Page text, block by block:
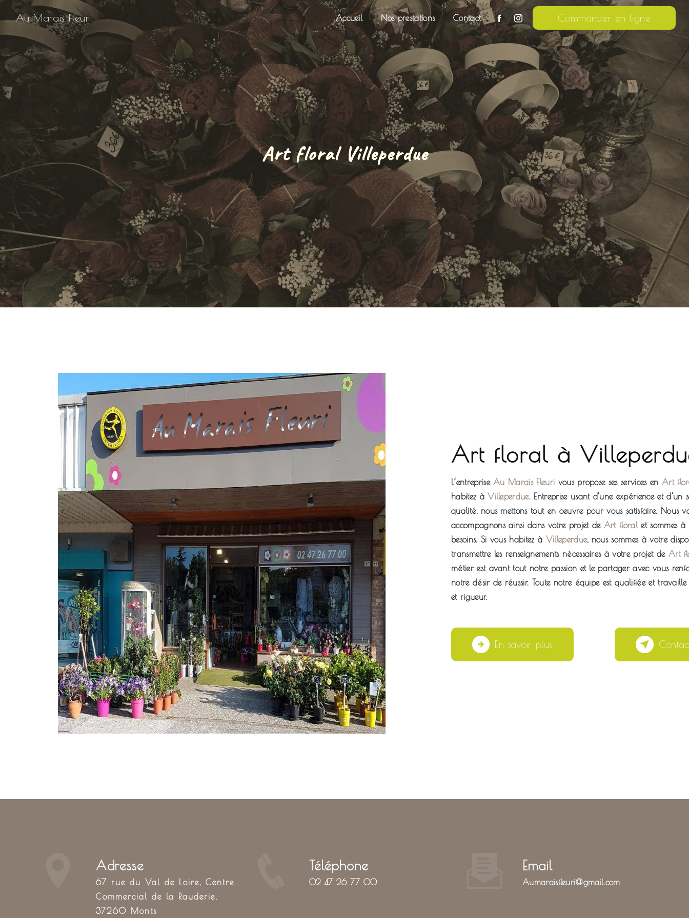
Au Marais Fleuri Accueil Nos prestations Contact Commander en ligne
Art floral Villeperdue
Art floral à
L’entreprise Au Marais Fleuri vous propose ses services en Art
habitez àVilleperdue. Entreprise usant d’une expérience et d’un
qualité, nous mettons tout en oeuvre pour vous satisfaire. Nous
accompagnons ainsi dans votre projet de Art floral
et sommes à
besoins. Si vous habitez à Villeperdue, nous sommes à votre
transmettre les renseignements nécessaires à votre projet de Art
métier est avant tout notre passion et le partager avec vous
notre désir de réussir. Toute notre équipe est qualifiée et
et rigueur.
En savoir plus
Adresse
67 rue du Val de Loire, Centre
Commercial de la Rauderie,
37260 Monts
Téléphone
02 47 26 77 00
Email
aumaraisfleuri@gmail.com
Panneau de gestion des cookies